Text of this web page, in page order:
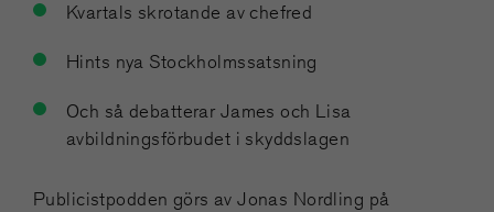
Kvartals skrotande av chefred
Hints nya Stockholmssatsning
Och så debatterar James och Lisa
avbildningsförbudet i skyddslagen
Publicistpodden görs av Jonas Nordling på